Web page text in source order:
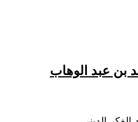
بن عبد الوهاب